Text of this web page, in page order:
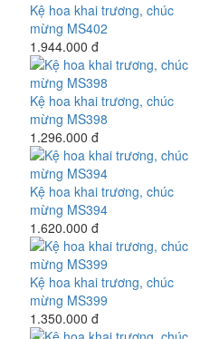
Kệ hoa khai trương, chúc
mừng MS402
1.944.000 đ
Kệ hoa khai trương, chúc
mừng MS398
1.296.000 đ
Kệ hoa khai trương, chúc
mừng MS394
1.620.000 đ
Kệ hoa khai trương, chúc
mừng MS399
1.350.000 đ